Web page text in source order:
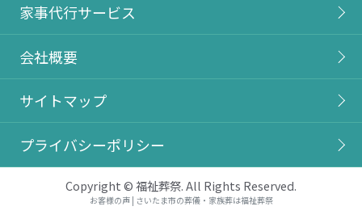
お客様の声 | さいたま市の葬儀・家族葬は福祉葬祭
家事代行サービス
会社概要
サイトマップ
プライバシーポリシー
Copyright © 福祉葬祭. All Rights Reserved.